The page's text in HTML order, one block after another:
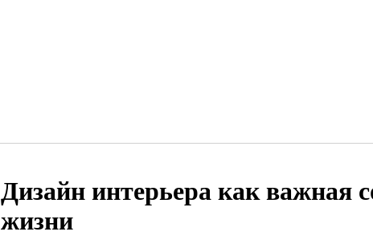
Дизайн интерьера как важная
жизни